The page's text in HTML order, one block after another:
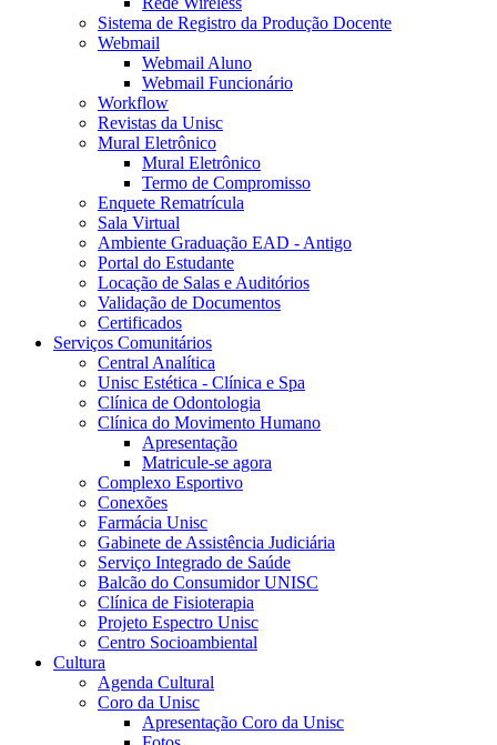
Sistema de Registro da Produção Docente
Webmail
Webmail Aluno
Webmail Funcionário
Workflow
Revistas da Unisc
Mural Eletrônico
Mural Eletrônico
Termo de Compromisso
Enquete Rematrícula
Sala Virtual
Ambiente Graduação EAD - Antigo
Portal do Estudante
Locação de Salas e Auditórios
Validação de Documentos
Certificados
Serviços Comunitários
Central Analítica
Unisc Estética - Clínica e Spa
Clínica de Odontologia
Clínica do Movimento Humano
Apresentação
Matricule-se agora
Complexo Esportivo
Conexões
Farmácia Unisc
Gabinete de Assistência Judiciária
Serviço Integrado de Saúde
Balcão do Consumidor UNISC
Clínica de Fisioterapia
Projeto Espectro Unisc
Centro Socioambiental
Cultura
Agenda Cultural
Coro da Unisc
Apresentação Coro da Unisc